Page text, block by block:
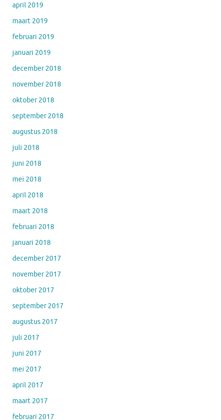
april 2019
maart 2019
februari 2019
januari 2019
december 2018
november 2018
oktober 2018
september 2018
augustus 2018
juli 2018
juni 2018
mei 2018
april 2018
maart 2018
februari 2018
januari 2018
december 2017
november 2017
oktober 2017
september 2017
augustus 2017
juli 2017
juni 2017
mei 2017
april 2017
maart 2017
februari 2017